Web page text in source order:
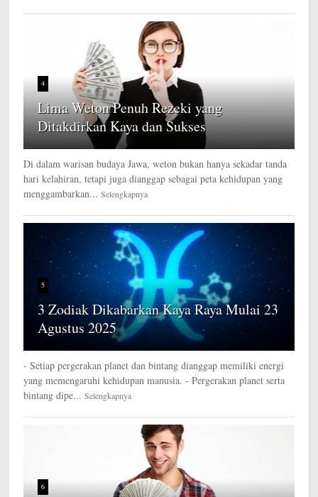
4
Lima Weton Penuh Rezeki yang
Ditakdirkan Kaya dan Sukses
Di dalam warisan budaya Jawa, weton bukan hanya sekadar tanda
hari kelahiran, tetapi juga dianggap sebagai peta kehidupan yang
menggambarkan... Selengkapnya
5
3 Zodiak Dikabarkan Kaya Raya Mulai 23
Agustus 2025
- Setiap pergerakan planet dan bintang dianggap memiliki energi
yang memengaruhi kehidupan manusia. - Pergerakan planet serta
bintang dipe... Selengkapnya
6